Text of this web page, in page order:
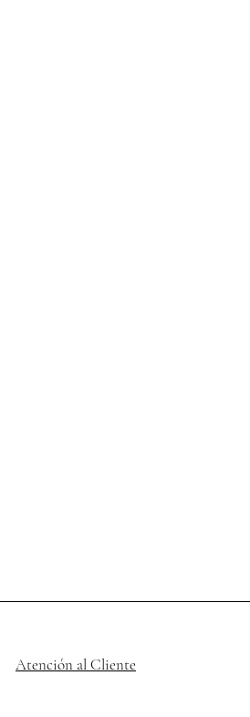
Atención al Cliente